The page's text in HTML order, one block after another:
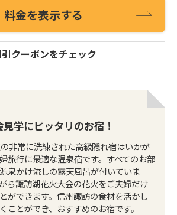
料金を表示する
クーポンをチェック
学にピッタリのお宿！
非常に洗練された高級隠れ宿はいかが
旅行に最適な温泉宿です。すべてのお部
泉かけ流しの露天風呂が付いていま
ら諏訪湖花火大会の花火をご夫婦だけ
ができます。信州諏訪の食材を活かし
ことができ、おすすめのお宿です。